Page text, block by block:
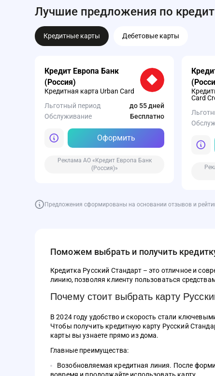
Лучшие предложения по
Кредитные карты Дебетовые карты
Кредит Европа Банк
(Россия)
Кредитная карта Urban Card
Льготный период
до 55 дней
Обслуживание
Бесплатно
Оформить
Реклама АО «Кредит Европа Банк
(Россия)»
Card
Предложения сформированы на основании отзывов и
Европа Банка
Обслуживание
Бесплатно
Оформить
Реклама АО «Кредит Европа Банк
(Россия)»
Поможем выбрать и получить
Кредитка Русский Стандарт – это отличное и
линию, позволяя клиенту пользоваться
Почему стоит выбрать карту
В 2024 году удобство и скорость стали
Чтобы получить кредитную карту Русский
карты вы узнаете прямо из дома.
Главные преимущества:
Возобновляемая кредитная линия. После